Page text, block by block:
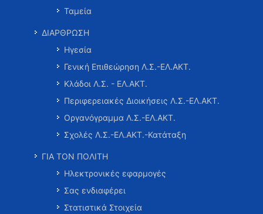
Ταμεία
ΔΙΑΡΘΡΩΣΗ
Ηγεσία
Γενική Επιθεώρηση Λ.Σ.-ΕΛ.ΑΚΤ.
Κλάδοι Λ.Σ. - ΕΛ.ΑΚΤ.
Περιφερειακές Διοικήσεις Λ.Σ.-ΕΛ.ΑΚΤ.
Οργανόγραμμα Λ.Σ.-ΕΛ.ΑΚΤ.
Σχολές Λ.Σ.-ΕΛ.ΑΚΤ.-Κατάταξη
ΓΙΑ ΤΟΝ ΠΟΛΙΤΗ
Ηλεκτρονικές εφαρμογές
Σας ενδιαφέρει
Στατιστικά Στοιχεία